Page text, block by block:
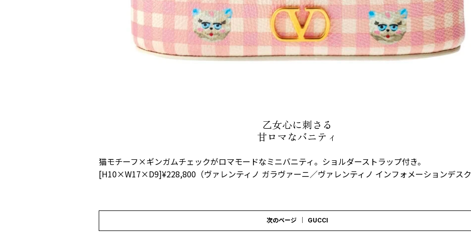
乙女心に刺さる
甘ロマなバニティ
猫モチーフ×ギンガムチェックがロマモードなミニバニティ。ショルダーストラップ付き。
[H10×W17×D9]¥228,800（ヴァレンティノ ガラヴァーニ／ヴァレンティノ インフォメーションデスク
次のページ GUCCI